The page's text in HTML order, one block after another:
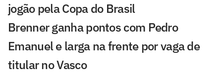
jogão pela Copa do Brasil
Brenner ganha pontos com Pedro
Emanuel e larga na frente por vaga de
titular no Vasco